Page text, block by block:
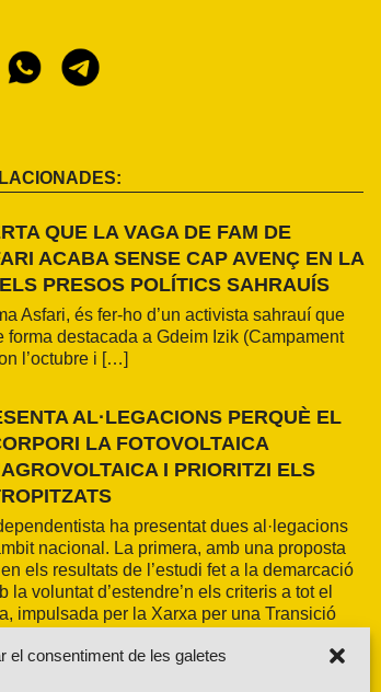
el consentiment de les galetes
QUE LA VAGA DE FAM DE
ACABA SENSE CAP AVENÇ EN LA
PRESOS POLÍTICS SAHRAUÍS
Asfari, és fer-ho d’un activista sahrauí que
forma destacada a Gdeim Izik (Campament
l’octubre i […]
AL·LEGACIONS PERQUÈ EL
LA FOTOVOLTAICA
I PRIORITZI ELS
ha presentat dues al·legacions
nacional. La primera, amb una proposta
els resultats de l’estudi fet a la demarcació
la voluntat d’estendre’n els criteris a tot el
impulsada per la Xarxa per una Transició